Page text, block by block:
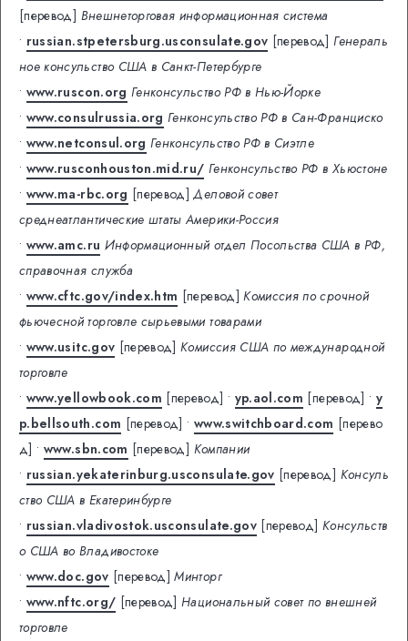
[перевод] Внешнеторговая информационная система
• russian.stpetersburg.usconsulate.gov [перевод] Генераль
ное консульство США в Санкт-Петербурге
• www.ruscon.org Генконсульство РФ в Нью-Йорке
• www.consulrussia.org Генконсульство РФ в Сан-Франциско
• www.netconsul.org Генконсульство РФ в Сиэтле
• www.rusconhouston.mid.ru/ Генконсульство РФ в Хьюстоне
• www.ma-rbc.org [перевод] Деловой совет
среднеатлантические штаты Америки-Россия
• www.amc.ru Информационный отдел Посольства США в РФ,
справочная служба
• www.cftc.gov/index.htm [перевод] Комиссия по срочной
фьючесной торговле сырьевыми товарами
• www.usitc.gov [перевод] Комиссия США по международной
торговле
• www.yellowbook.com [перевод] • yp.aol.com [перевод] • y
p.bellsouth.com [перевод] • www.switchboard.com [перево
д] • www.sbn.com [перевод] Компании
• russian.yekaterinburg.usconsulate.gov [перевод] Консуль
ство США в Екатеринбурге
• russian.vladivostok.usconsulate.gov [перевод] Консульств
о США во Владивостоке
• www.doc.gov [перевод] Минторг
• www.nftc.org/ [перевод] Национальный совет по внешней
торговле